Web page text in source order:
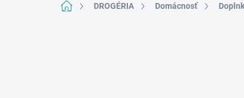
DomovDROGÉRIA Domácnosť